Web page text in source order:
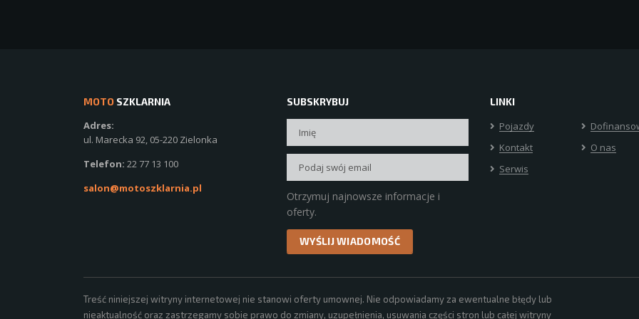
MOTO SZKLARNIA
Adres:
ul. Marecka 92, 05-220 Zielonka
Telefon: 22 77 13 100
salon@motoszklarnia.pl
SUBSKRYBUJ
Otrzymuj najnowsze informacje i
oferty.
LINKI
Pojazdy
Kontakt
O nas
Serwis
Treść niniejszej witryny internetowej nie stanowi oferty umownej. Nie odpowiadamy za ewentualne błędy lub
nieaktualność oraz zastrzegamy sobie prawo do zmiany, uzupełnienia, usuwania części stron lub całej witryny